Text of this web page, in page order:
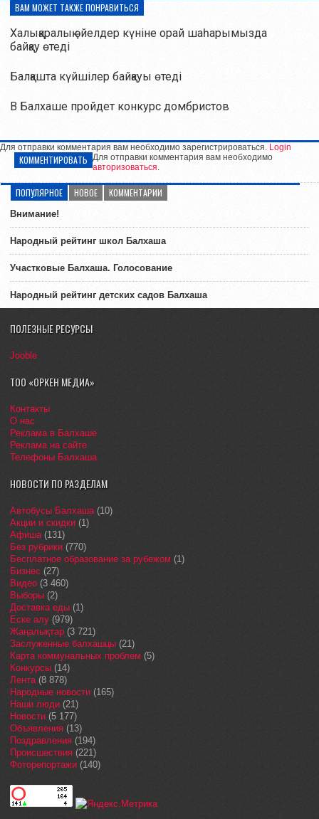
ВАМ МОЖЕТ ТАКЖЕ ПОНРАВИТЬСЯ
Халықаралық әйелдер күніне орай шаһарымызда
байқау өтеді
Балқашта күйшілер байқауы өтеді
В Балхаше пройдет конкурс домбристов
Для отправки комментария вам необходимо зарегистрироваться. Login
КОММЕНТИРОВАТЬ Для отправки комментария вам необходимо
авторизоваться.
ПОПУЛЯРНОЕ НОВОЕ КОММЕНТАРИИ
Внимание!
Народный рейтинг школ Балхаша
Участковые Балхаша. Голосование
Народный рейтинг детских садов Балхаша
ПОЛЕЗНЫЕ РЕСУРСЫ
Jooble
ТОО «ОРКЕН МЕДИА»
Контакты
О нас
Реклама в Балхаше
Реклама на сайте
Телефоны Балхаша
НОВОСТИ ПО РАЗДЕЛАМ
Автобусы Балхаша(10)
Акции и скидки (1)
Афиша(131)
Без рубрики (770)
Бесплатное образование за рубежом (1)
Бизнес (27)
Видео (3 460)
Выборы (2)
Доставка еды (1)
Еске алу (979)
Жаңалықтар (3 721)
Заслуженные балхашцы (21)
Карта коммунальных проблем (5)
Конкурсы (14)
Лента(8 878)
Народные новости (165)
Наши люди (21)
Новости (5 177)
Объявления (13)
Поздравления (194)
Происшествия (221)
Фоторепортажи (140)